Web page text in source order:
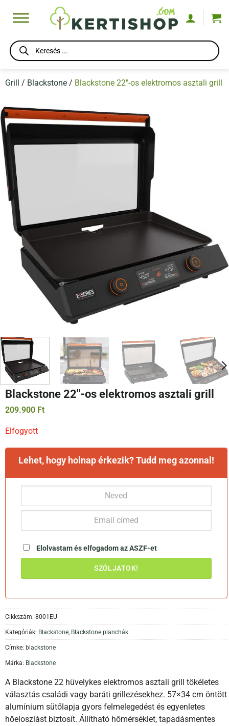
Products
search
Grill / Blackstone / Blackstone 22″-os elektromos asztali grill
Blackstone 22″-os elektromos asztali grill
209.900 Ft
Elfogyott
Lehet, hogy holnap érkezik? Tudd meg azonnal!
Elolvastam és elfogadom azASZF-et
Cikkszám: 8001EU
Kategóriák: Blackstone Blackstone planchák
Címke: blackstone
Márka: Blackstone
A Blackstone 22 hüvelykes elektromos asztali grill tökéletes
választás családi vagy baráti grillezésekhez. 57×34 cm öntött
alumínium sütőlapja gyors felmelegedést és egyenletes
hőeloszlást biztosít. Állítható hőmérséklet, tapadásmentes